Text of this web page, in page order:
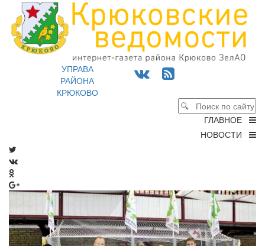
УПРАВА
РАЙОНА
КРЮКОВО
ГЛАВНОЕ
НОВОСТИ